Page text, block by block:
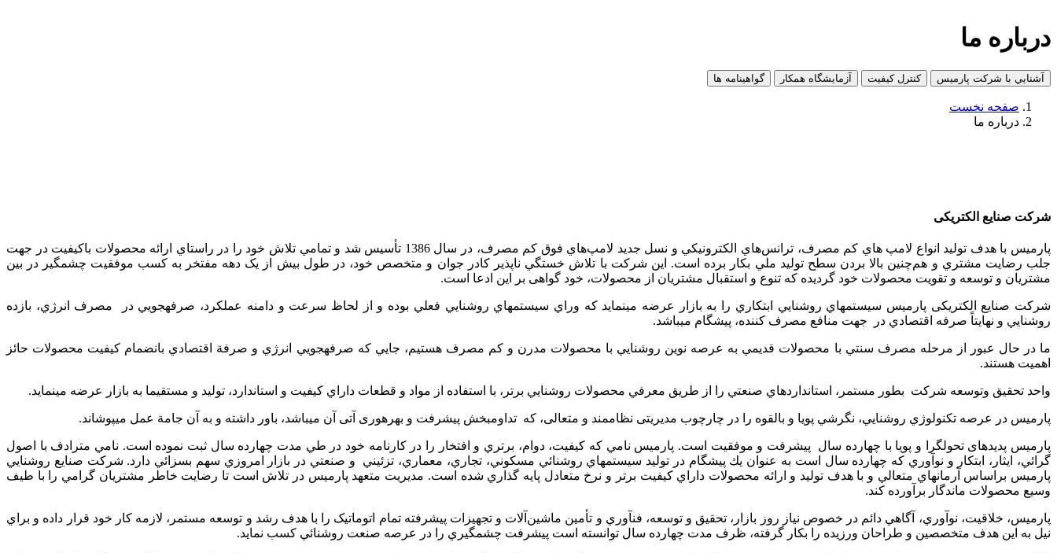
درباره ما
آشنايي با شركت پارميس کنترل کیفیت آزمایشگاه همکار گواهینامه ها
صفحه نخست
درباره ما
شركت صنايع الكتريكی
پارميس با هدف توليد انواع لامپ هاي كم مصرف، ترانس‌هاي الكترونيكي و نسل جديد لامپ‌هاي فوق كم مصرف، در سال 1386 تأسيس شد و تمامي تلاش خود را در راستاي ارائه محصولات باكيفيت در جهت
جلب رضايت مشتري و هم‌چنين بالا بردن سطح توليد ملي بكار برده است. این شرکت با تلاش خستگي ناپذير كادر جوان و متخصص خود، در طول بیش از یک دهه مفتخر به کسب موفقیت چشمگیر در بین
مشتریان و توسعه و تقویت محصولات خود گردیده که تنوع و استقبال مشتریان از محصولات، خود گواهی بر این ادعا است.
شركت صنايع الکتریکی پارميس سيستم­هاي روشنايي ابتكاري را به بازار عرضه مي­نمايد كه وراي سيستم­هاي روشنايي فعلي بوده و از لحاظ سرعت و دامنه عملكرد، صرفه­جويي در مصرف انرژي، بازده
روشنايي و نهايتاً صرفه اقتصادي در جهت منافع مصرف كننده، پيشگام مي­باشد.
ما در حال عبور از مرحله مصرف سنتي با محصولات قديمي به عرصه نوين روشنايي با محصولات مدرن و كم­ مصرف هستيم، جايي كه صرفه­جويي انرژي و صرفة اقتصادي بانضمام كيفيت محصولات حائز
اهميت هستند.
واحد تحقیق وتوسعه شرکت بطور مستمر، استانداردهاي صنعتي را از طريق معرفي محصولات روشنايي برتر، با استفاده از مواد و قطعات داراي كيفيت و استاندارد، توليد و مستقيما به بازار عرضه مي­نمايد.
پارميس در عرصه تكنولوژي روشنايي، نگرشي پویا و بالقوه را در چارچوب مدیریتی نظام­مند و متعالی، كه تداوم­بخش پیشرفت و بهره­وری آتی آن مي­باشد، باور داشته و به آن جامة عمل می­پوشاند.
پارميس پدیده­ای تحول­گرا و پویا با چهارده سال پيشرفت و موفقیت است. پارميس نامي كه كيفيت، دوام، برتري و افتخار را در كارنامه خود در طي مدت چهارده سال ثبت نموده است. نامي مترادف با اصول
گرائي، ايثار، ابتكار و نوآوري كه چهارده سال است به عنوان يك پيشگام در توليد سيستم­هاي روشنائي مسكوني، تجاري، معماري، تزئيني و صنعتي در بازار امروزي سهم بسزائي دارد. شركت صنايع روشنایي
پارميس براساس آرمان­هاي متعالي و با هدف توليد و ارائه محصولات داراي كيفيت برتر و نرخ متعادل پايه ­گذاري شده است. مديريت متعهد پارميس در تلاش است تا رضايت خاطر مشتريان گرامي را با طيف
وسيع محصولات ماندگار برآورده كند.
پارميس، خلاقيت، نوآوري، آگاهي دائم در خصوص نياز روز بازار، تحقیق و توسعه، فن­آوري و تأمين ماشين‌آلات و تجهيزات پيشرفته تمام اتوماتیک را با هدف رشد و توسعه مستمر، لازمه كار خود قرار داده و براي
نيل به اين هدف متخصصين و طراحان ورزيده را بكار گرفته، ظرف مدت چهارده سال توانسته است پيشرفت چشمگيري را در عرصه صنعت روشنائي كسب نمايد.